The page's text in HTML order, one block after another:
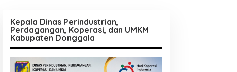
Kepala Dinas Perindustrian,
Perdagangan, Koperasi, dan UMKM
Kabupaten Donggala